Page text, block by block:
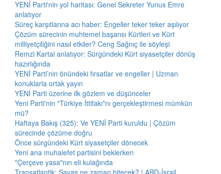
YENİ Parti'nin yol haritası: Genel Sekreter Yunus Emre
anlatıyor
Süreç karşıtlarına acı haber: Engeller teker teker aşılıyor
Çözüm sürecinin muhtemel başarısı Kürtleri ve Kürt
milliyetçiliğini nasıl etkiler? Ceng Sağnıç ile söyleşi
Remzi Kartal anlatıyor: Sürgündeki Kürt siyasetçiler dönüş
hazırlığında
YENİ Parti’nin önündeki fırsatlar ve engeller | Uzman
konuklarla ortak yayın
YENİ Parti üzerine ilk gözlem ve düşünceler
Yeni Parti'nin "Türkiye İttifakı"nı gerçekleştirmesi mümkün
mü?
Haftaya Bakış (325): Ve YENİ Parti kuruldu | Çözüm
sürecinde çözüme doğru
Önce sürgündeki Kürt siyasetçiler dönecek
Yeni ana muhalefet partisini beklerken
"Çerçeve yasa"nın eli kulağında
Transatlantik: Savaş ne zaman bitecek? | ABD-İsrail